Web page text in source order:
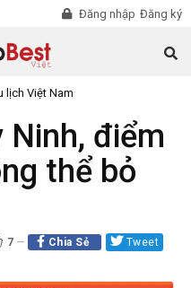
Đăng nhập Đăng ký
lịch Việt Nam
Ninh, điểm
thể bỏ
7 Chia Sẻ Tweet